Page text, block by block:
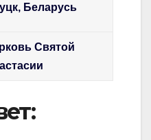
Беларусь
Святой